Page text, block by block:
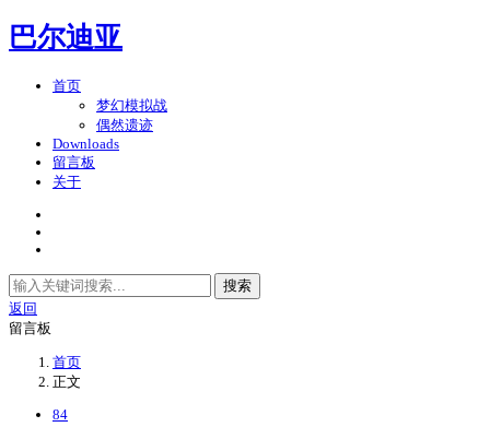
巴尔迪亚
首页
梦幻模拟战
偶然遗迹
Downloads
留言板
关于
搜索
返回
留言板
首页
正文
84